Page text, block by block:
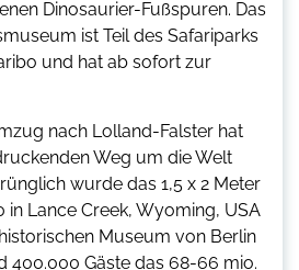
Dinosaurier-Fußspuren. Das
ist Teil des Safariparks
und hat ab sofort zur
nach Lolland-Falster hat
Weg um die Welt
wurde das 1,5 x 2 Meter
in Lance Creek, Wyoming, USA
Museum von Berlin
400.000 Gäste das 68-66 mio.